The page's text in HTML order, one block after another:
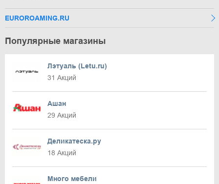
EUROROAMING.RU
Популярные магазины
Лэтуаль (Letu.ru)
31 Акций
Ашан
29 Акций
Деликатеска.ру
18 Акций
Много мебели